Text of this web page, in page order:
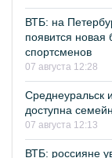
ВТБ: на
появится новая
спортсменов
07 августа 12:28
Среднеуральск
доступна
07 августа 12:13
ВТБ: россияне